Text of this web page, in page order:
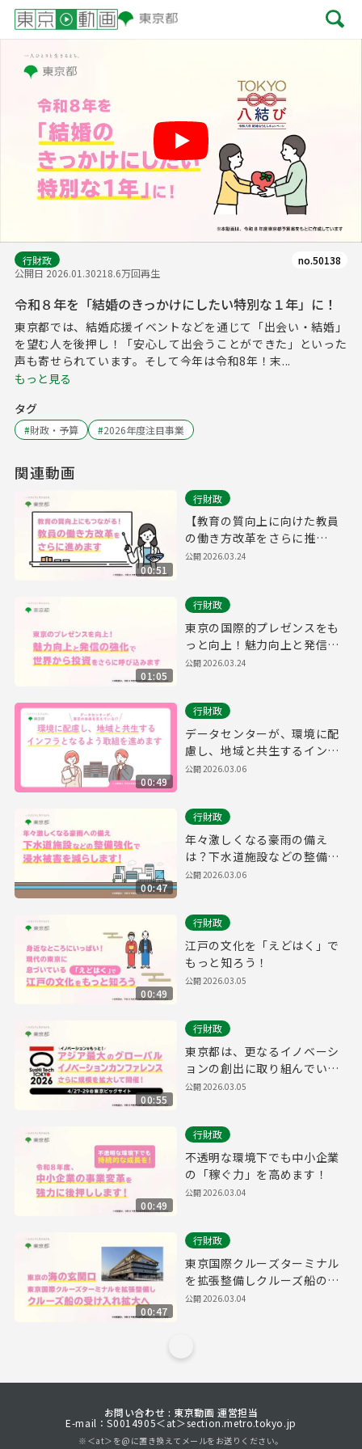
行財政
公開日 2026.01.30218.6万回再生
no.50138
令和８年を「結婚のきっかけにしたい特別な１年」に！
東京都では、結婚応援イベントなどを通じて「出会い・結婚」
を望む人を後押し！「安心して出会うことができた」といった
声も寄せられています。そして今年は令和8年！末...
もっと見る
タグ
#財政・予算 #2026年度注目事業
関連動画
00:51
行財政
【教育の質向上に向けた教員
の働き方改革をさらに推
進！】
公開2026.03.24
01:05
行財政
東京の国際的プレゼンスをも
っと向上！魅力向上と発信の
強化で、世界から投資をさら
公開2026.03.24
00:49
行財政
データセンターが、環境に配
慮し、地域と共生するインフ
ラとなるよう、取組を進めま
公開2026.03.06
00:47
行財政
年々激しくなる豪雨の備え
は？下水道施設などの整備を
強化することで浸水被害を減
公開2026.03.06
00:49
行財政
江戸の文化を「えどはく」で
もっと知ろう！
公開2026.03.05
00:55
行財政
東京都は、更なるイノベーシ
ョンの創出に取り組んでいき
ます​！
公開2026.03.05
00:49
行財政
不透明な環境下でも中小企業
の「稼ぐ力」を高めます！
公開2026.03.04
00:47
行財政
東京国際クルーズターミナル
を拡張整備しクルーズ船の受
け入れを拡大へ
公開2026.03.04
お問い合わせ : 東京動画 運営担当
E-mail：S0014905＜at＞section.metro.tokyo.jp
※＜at＞を@に置き換えてメールをお送りください。